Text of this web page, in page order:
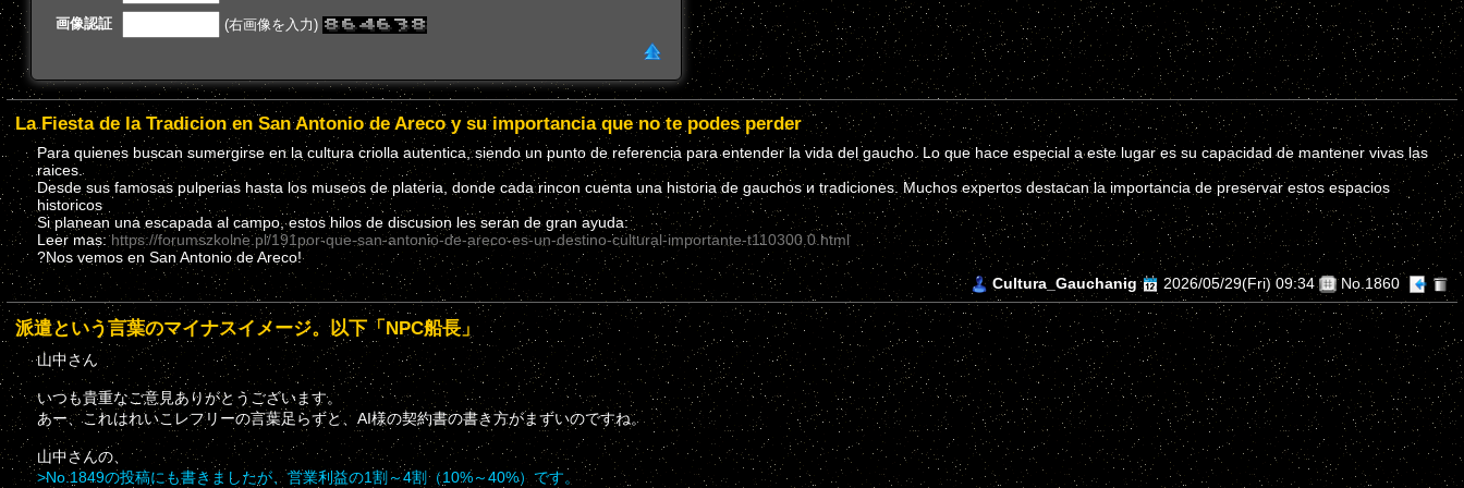
画像認証
(右画像を入力)
La Fiesta de la Tradicion en San Antonio de Areco y su importancia que no te podes perder
Para quienes buscan sumergirse en la cultura criolla autentica, siendo un punto de referencia para entender la vida del gaucho. Lo que hace especial a este lugar es su capacidad de mantener vivas las
raices.
Desde sus famosas pulperias hasta los museos de plateria, donde cada rincon cuenta una historia de gauchos и tradiciones. Muchos expertos destacan la importancia de preservar estos espacios
historicos
Si planean una escapada al campo, estos hilos de discusion les seran de gran ayuda:
Leer mas:https://forumszkolne.pl/191por-que-san-antonio-de-areco-es-un-destino-cultural-importante-t110300.0.html
?Nos vemos en San Antonio de Areco!
Cultura_Gauchanig
2026/05/29(Fri) 09:34 No.1860
派遣という言葉のマイナスイメージ。以下「NPC船長」
山中さん
いつも貴重なご意見ありがとうございます。
あー、これはれいこレフリーの言葉足らずと、AI様の契約書の書き方がまずいのですね。
山中さんの、
>No.1849の投稿にも書きましたが、営業利益の1割～4割（10%～40%）です。